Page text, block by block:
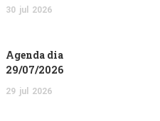
30 jul 2026
Agenda dia
29/07/2026
29 jul 2026